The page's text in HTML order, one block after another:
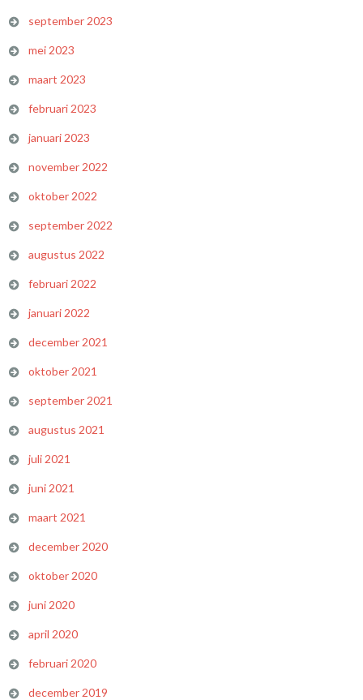
september 2023
mei 2023
maart 2023
februari 2023
januari 2023
november 2022
oktober 2022
september 2022
augustus 2022
februari 2022
januari 2022
december 2021
oktober 2021
september 2021
augustus 2021
juli 2021
juni 2021
maart 2021
december 2020
oktober 2020
juni 2020
april 2020
februari 2020
december 2019